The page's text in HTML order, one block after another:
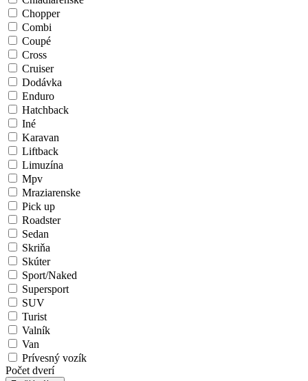
Chopper
Combi
Coupé
Cross
Cruiser
Dodávka
Enduro
Hatchback
Iné
Karavan
Liftback
Limuzína
Mpv
Mraziarenske
Pick up
Roadster
Sedan
Skriňa
Skúter
Sport/Naked
Supersport
SUV
Turist
Valník
Van
Prívesný vozík
Počet dverí